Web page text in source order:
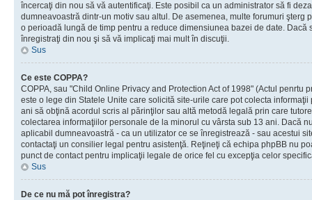
încercaţi din nou să vă autentificaţi. Este posibil ca un administrator să fi
dumneavoastră dintr-un motiv sau altul. De asemenea, multe forumuri şterg
o perioadă lungă de timp pentru a reduce dimensiunea bazei de date. Dacă
înregistraţi din nou şi să vă implicaţi mai mult în discuţii.
Sus
Ce este COPPA?
COPPA, sau "Child Online Privacy and Protection Act of 1998" (Actul penrtu
este o lege din Statele Unite care solicită site-urile care pot colecta
ani să obţină acordul scris al părinţilor sau altă metodă legală prin care
colectarea informaţiilor personale de la minorul cu vârsta sub 13 ani. Dacă
aplicabil dumneavoastră - ca un utilizator ce se înregistrează - sau acestui
contactaţi un consilier legal pentru asistenţă. Reţineţi că echipa phpBB nu
punct de contact pentru implicaţii legale de orice fel cu excepţia celor
Sus
De ce nu mă pot înregistra?